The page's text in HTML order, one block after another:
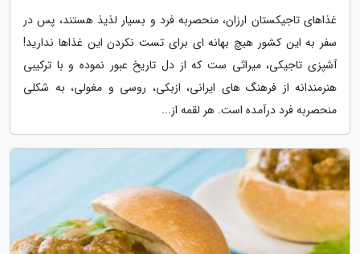
غذاهای تاجیکستان ارزان، منحصربه فرد و بسیار لذیذ هستند، پس در
سفر به این کشور هیچ بهانه ای برای تست نکردن این غذاها ندارید!
آشپزی تاجیکی، میراثی ست که از دل تاریخ عبور نموده و با ترکیبی
هنرمندانه از فرهنگ های ایرانی، ازبکی، روسی و مغولی، به شکلی
منحصربه فرد درآمده است. هر لقمه از...